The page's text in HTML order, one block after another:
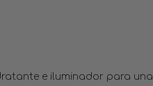
e iluminador para una